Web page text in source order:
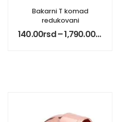
Bakarni T komad
redukovani
140.00rsd–1,790.00rsd